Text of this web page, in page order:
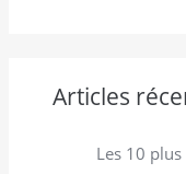
Articles
Les 10